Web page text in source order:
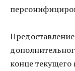
конце текущего